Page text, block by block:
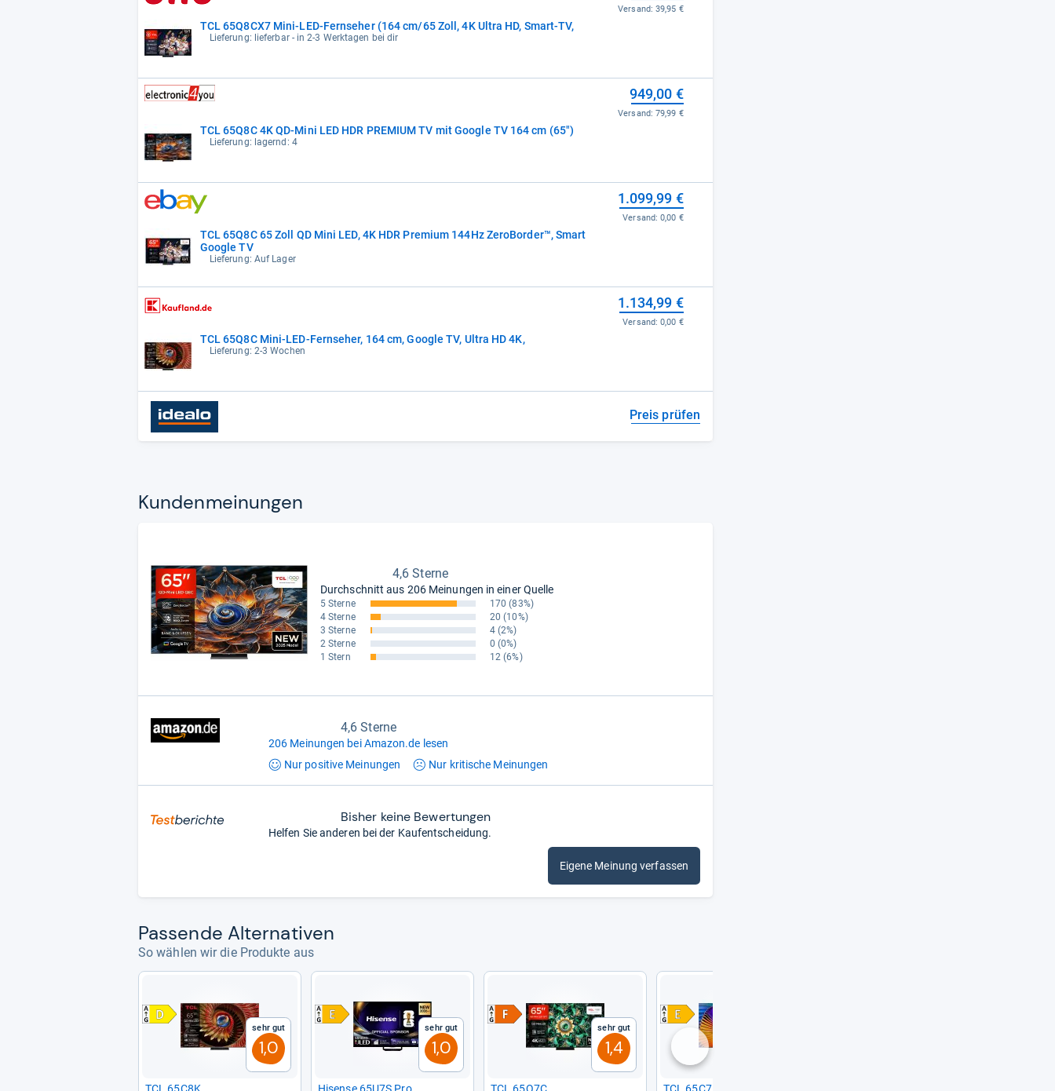
TCL 65Q8CX7 Mini-LED-Fernseher (164 cm/65 Zoll, 4K Ultra HD, Smart-TV,
Lieferung: lieferbar - in 2-3 Werktagen bei dir
Versand:39,95 €
TCL 65Q8C 4K QD-Mini LED HDR PREMIUM TV mit Google TV 164 cm (65")
Lieferung: lagernd: 4
949,00 €
Versand:79,99 €
TCL 65Q8C 65 Zoll QD Mini LED, 4K HDR Premium 144Hz ZeroBorder™, Smart
Google TV
Lieferung: Auf Lager
1.099,99 €
Versand:0,00 €
TCL 65Q8C Mini-LED-Fernseher, 164 cm, Google TV, Ultra HD 4K,
Lieferung: 2-3 Wochen
1.134,99 €
Versand:0,00 €
Preis prüfen
Kun­den­mei­nun­gen
4,6 Sterne
Durchschnitt aus 206 Meinungen in einer Quelle
5 Sterne 170 (83%)
4 Sterne
20 (10%)
3 Sterne
4 (2%)
2 Sterne
0 (0%)
1 Stern
12 (6%)
4,6 Sterne
206 Meinungen bei Amazon.de lesen
Nur positive Meinungen Nur kritische Meinungen
Bisher keine Bewertungen
Helfen Sie anderen bei der Kaufentscheidung.
Eigene Meinung verfassen
Pas­sende Alter­na­ti­ven
So wählen wir die Produkte aus
Sehr gut
1,0
Sehr gut
1,0
Sehr gut
1,4 nächste